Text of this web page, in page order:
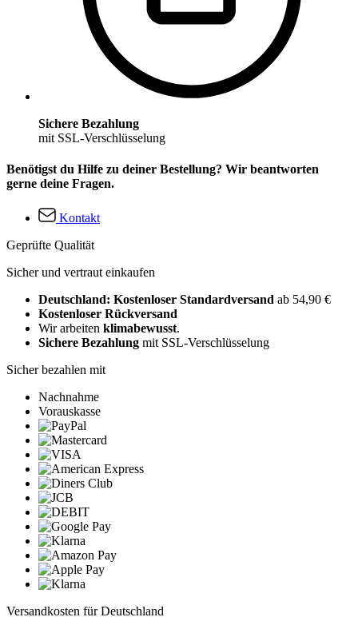
Sichere Bezahlung
mit SSL-Verschlüsselung
Benötigst du Hilfe zu deiner Bestellung? Wir beantworten
gerne deine Fragen.
Kontakt
Geprüfte Qualität
Sicher und vertraut einkaufen
Deutschland: Kostenloser Standardversand ab 54,90 €
Kostenloser Rückversand
Wir arbeiten klimabewusst.
Sichere Bezahlung mit SSL-Verschlüsselung
Sicher bezahlen mit
Nachnahme
Vorauskasse
Versandkosten für Deutschland